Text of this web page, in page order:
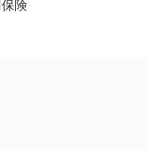
険